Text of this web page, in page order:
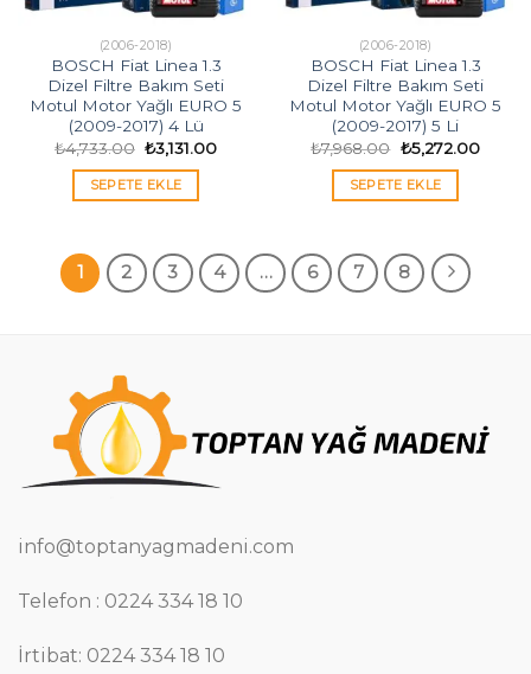
(2006-2018)
BOSCH Fiat Linea 1.3
Dizel Filtre Bakım Seti
Motul Motor Yağlı EURO 5
(2009-2017) 4 Lü
₺4,733.00 Orijinal
fiyat:
₺4,733.00.
₺3,131.00Şu
SEPETE EKLE
(2006-2018)
BOSCH Fiat Linea 1.3
Dizel Filtre Bakım Seti
Motul Motor Yağlı EURO 5
(2009-2017) 5 Li
₺7,968.00 Orijinal
fiyat:
₺7,968.00.
₺5,272.00Şu
SEPETE EKLE
1 2 3 4 … 6 7 8
info@toptanyagmadeni.com
Telefon : 0224 334 18 10
İrtibat: 0224 334 18 10